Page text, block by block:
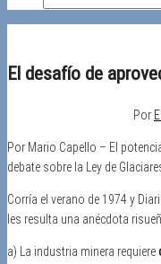
El desafío de
Por
Por Mario Capello – El
debate sobre la Ley de
Corría el verano de 1974 y
les resulta una anécdota
a) La industria minera requiere